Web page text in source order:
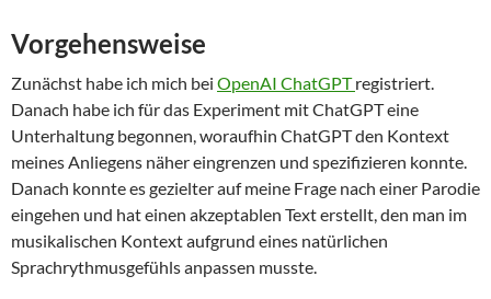
Vorgehensweise
Zunächst habe ich mich bei OpenAI ChatGPTregistriert.
Danach habe ich für das Experiment mit ChatGPT eine
Unterhaltung begonnen, woraufhin ChatGPT den Kontext
meines Anliegens näher eingrenzen und spezifizieren konnte.
Danach konnte es gezielter auf meine Frage nach einer Parodie
eingehen und hat einen akzeptablen Text erstellt, den man im
musikalischen Kontext aufgrund eines natürlichen
Sprachrythmusgefühls anpassen musste.